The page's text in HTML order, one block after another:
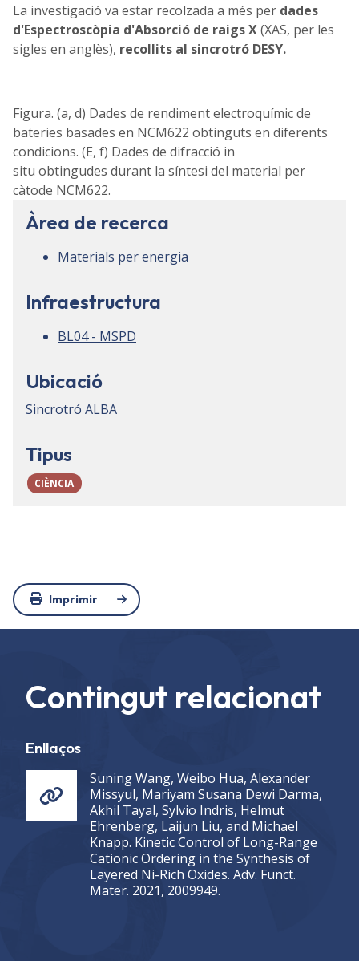
La investigació va estar recolzada a més per dades
d'Espectroscòpia d'Absorció de raigs X(XAS, per les
sigles en anglès), recollits al sincrotró DESY.
Figura. (a, d) Dades de rendiment electroquímic de
bateries basades en NCM622 obtinguts en diferents
condicions. (E, f) Dades de difracció in
situ obtingudes durant la síntesi del material per
càtode NCM622.
Àrea de recerca
Materials per energia
Infraestructura
BL04 - MSPD
Ubicació
Sincrotró ALBA
Tipus
CIÈNCIA
Imprimir
Contingut relacionat
Enllaços
Suning Wang, Weibo Hua, Alexander
Missyul, Mariyam Susana Dewi Darma,
Akhil Tayal, Sylvio Indris, Helmut
Ehrenberg, Laijun Liu, and Michael
Knapp. Kinetic Control of Long-Range
Cationic Ordering in the Synthesis of
Layered Ni-Rich Oxides. Adv. Funct.
Mater. 2021, 2009949.